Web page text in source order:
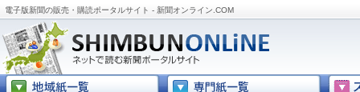
電子版新聞の販売・購読ポータルサイト - 新聞オンライン.COM